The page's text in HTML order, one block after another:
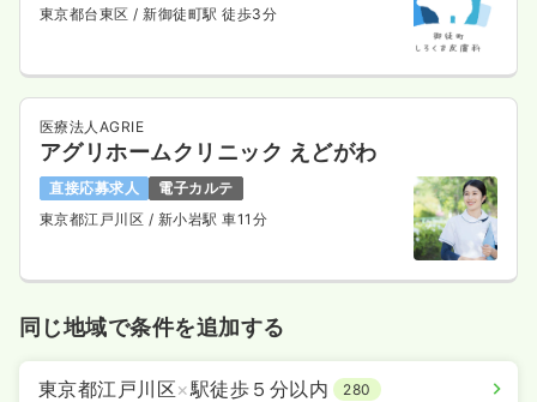
東京都台東区/ 新御徒町駅 徒歩3分
医療法人AGRIE
アグリホームクリニック えどがわ
直接応募求人
電子カルテ
東京都江戸川区 / 新小岩駅 車11分
同じ地域で条件を追加する
東京都江戸川区×駅徒歩５分以内 280